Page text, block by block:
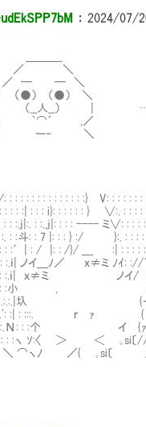
： 2024/07/
＼
─ ＼
（●） ＼
__） | …あ
,／
‐ ＼
: : : : : : : :} V: : : : : : : :
: i}: : : : : : } ∨:. : : : : : :
: :.,j|: : : : ---- ミ∨: : : : :
7 |: : : } :/ }:. : : : : : :
|: : /}/ ＿ :| : : : : :
イ＿ﾉ／ ｘ≠ミ ﾉｲ:
| ｘ≠ミ ノイ/ 〉-
:小 , イ
圦 {‐く
: :::. ｒ ｧ {
:个 イ {ｧ
ｿ:〈 ＞ ＜ ｡si〔/
ﾉ ／{ ｡si〔